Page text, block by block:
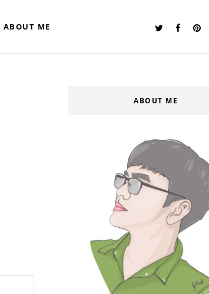
ABOUT ME
ABOUT ME